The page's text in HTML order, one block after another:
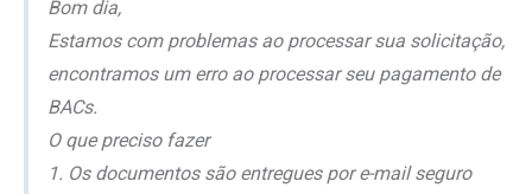
Bom dia,
Estamos com problemas ao processar sua solicitação,
encontramos um erro ao processar seu pagamento de
BACs.
O que preciso fazer
1. Os documentos são entregues por e-mail seguro